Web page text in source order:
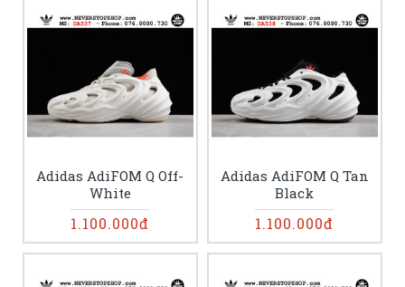
Adidas AdiFOM Q Off-
White
1.100.000đ
Adidas AdiFOM Q Tan
Black
1.100.000đ